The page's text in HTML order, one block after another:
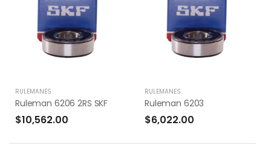
RULEMANES
Ruleman 6206 2RS SKF
$10,562.00
RULEMANES
Ruleman 6203
$6,022.00